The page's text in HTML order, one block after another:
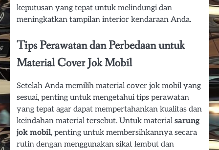
keputusan yang tepat untuk melindungi dan
meningkatkan tampilan interior kendaraan Anda.
Tips Perawatan dan Perbedaan untuk
Material Cover Jok Mobil
Setelah Anda memilih material cover jok mobil yang
sesuai, penting untuk mengetahui tips perawatan
yang tepat agar dapat mempertahankan kualitas dan
keindahan material tersebut. Untuk materialsarung
jok mobil, penting untuk membersihkannya secara
rutin dengan menggunakan sikat lembut dan